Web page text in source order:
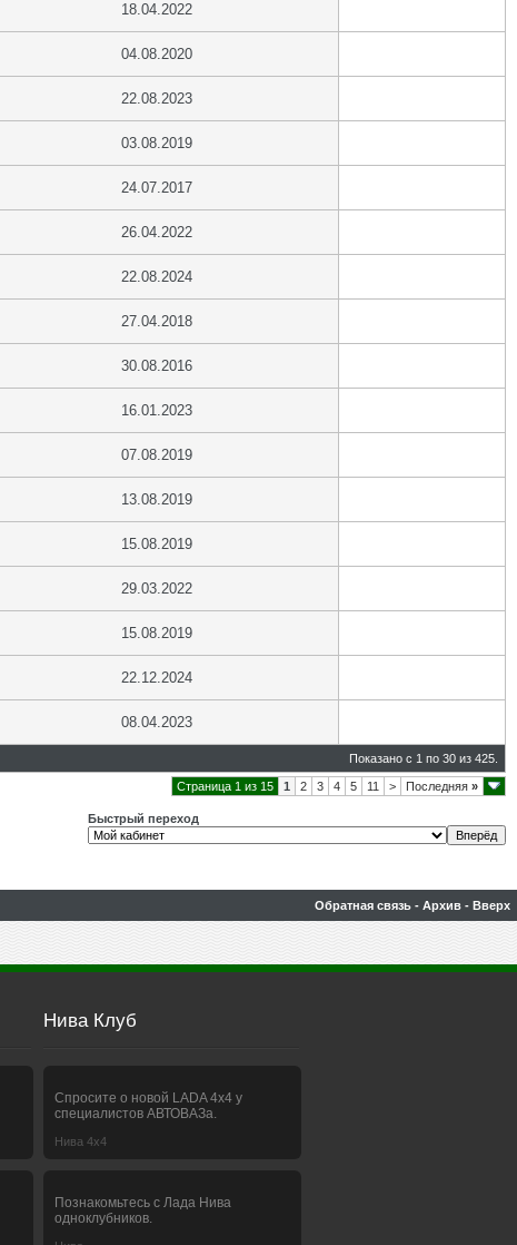
18.04.2022
04.08.2020
22.08.2023
03.08.2019
24.07.2017
26.04.2022
22.08.2024
27.04.2018
30.08.2016
16.01.2023
07.08.2019
13.08.2019
15.08.2019
29.03.2022
15.08.2019
22.12.2024
08.04.2023
Показано с 1 по 30 из 425.
Страница 1 из 15 1 2 3 4 5 11 > Последняя »
Быстрый переход
Обратная связь - Архив - Вверх
Нива Клуб
Спросите о новой LADA 4x4 у
специалистов АВТОВАЗа.
Нива 4х4
Познакомьтесь с Лада Нива
одноклубников.